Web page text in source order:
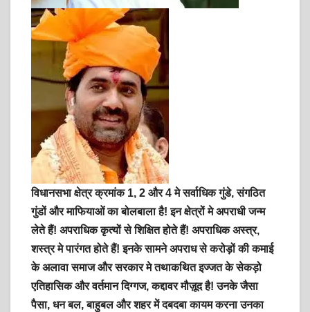
विधानसभा क्षेत्र क्रमांक 1, 2 और 4 मे सर्वाधिक गुंडे, संगठित
गुंडों और माफियाओं का बोलबाला है! इन क्षेत्रों मे अपराधी जन्म
लेते हैं! अपराधिक कृत्यों से शिक्षित होते हैं! अपराधिक अस्त्र,
शस्त्र मे पारंगत होते हैं! इनके सामने अपराध से करोड़ों की कमाई
के अलावा समाज और सरकार मे तथाकथित इज्जत के सेकड़ो
एतिहासिक और वर्तमान दिग्गज, कद्दावर मौज़ूद है! उनके जैसा
पैसा, धन बल, बाहुबल और शहर में दबदबा कायम करना उनका